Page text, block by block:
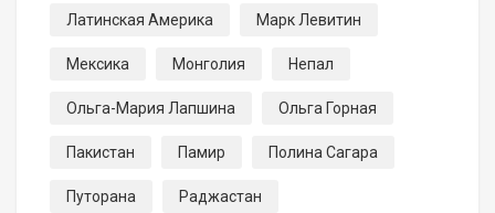
Латинская Америка Марк Левитин
Мексика Монголия Непал
Ольга-Мария Лапшина Ольга Горная
Пакистан Памир Полина Сагара
Путорана Раджастан